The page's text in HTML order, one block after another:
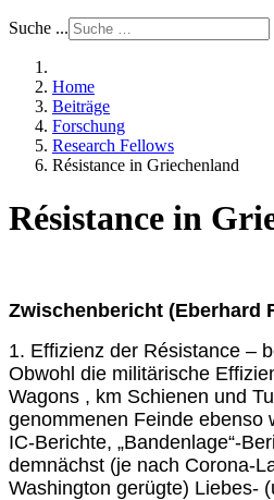
Suche ...
Home
Beiträge
Forschung
Research Fellows
Résistance in Griechenland
Résistance in
Zwischenbericht (Eberhard
1. Effizienz der Résistance –
Obwohl die militärische
Wagons , km Schienen und
genommenen Feinde ebenso
IC-Berichte, „Bandenlage“-
demnächst (je nach Corona-
Washington gerügte) Liebes-